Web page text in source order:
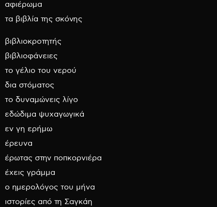
αφιέρωμα
τα βιβλία της σκόνης
βιβλιοκροτητής
βιβλιοφάνειες
το γέλιο του νερού
δια στόματος
το δυναμώνεις λίγο
εδώδιμα ψυχαγωγικά
εν γη ερήμω
έρευνα
έρωτας στην ποπκορνιέρα
έχεις γράμμα
ο ημερολόγος του μήνα
ιστορίες από τη Σαγκάη